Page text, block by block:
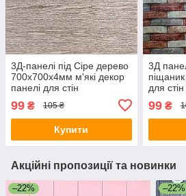
3Д-панелі під Сіре дерево
700х700х4мм м'які декор
панелі для стін
самоклейка (98) SW-
00001464
99 ₴ 105 ₴
Купити
3Д
для
декор
SW-
99₴
Акційні пропозиції та новинки
–22% –22%